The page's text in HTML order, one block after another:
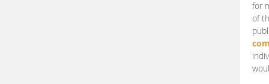
for
of